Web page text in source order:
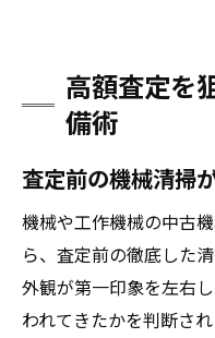
高額査定を
備術
査定前の機械清掃
機械や工作機械の中古
ら、査定前の徹底した
外観が第一印象を左右
われてきたかを判断さ